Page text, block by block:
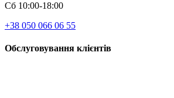
Сб 10:00-18:00
+38 050 066 06 55
Обслуговування клієнтів